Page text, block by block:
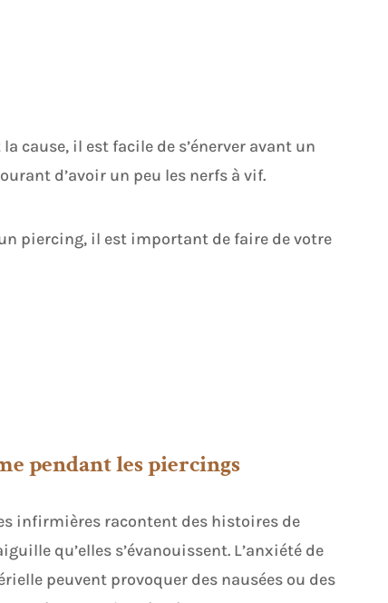
cause, il est facile de s’énerver avant un
d’avoir un peu les nerfs à vif.
piercing, il est important de faire de votre
pendant les piercings
infirmières racontent des histoires de
qu’elles s’évanouissent. L’anxiété de
peuvent provoquer des nausées ou des